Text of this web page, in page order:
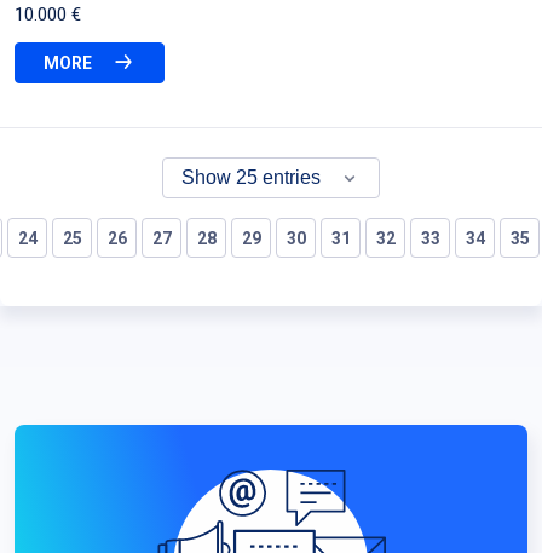
10.000 €
MORE
24 25 26 27 28 29 30 31 32 33 34 35